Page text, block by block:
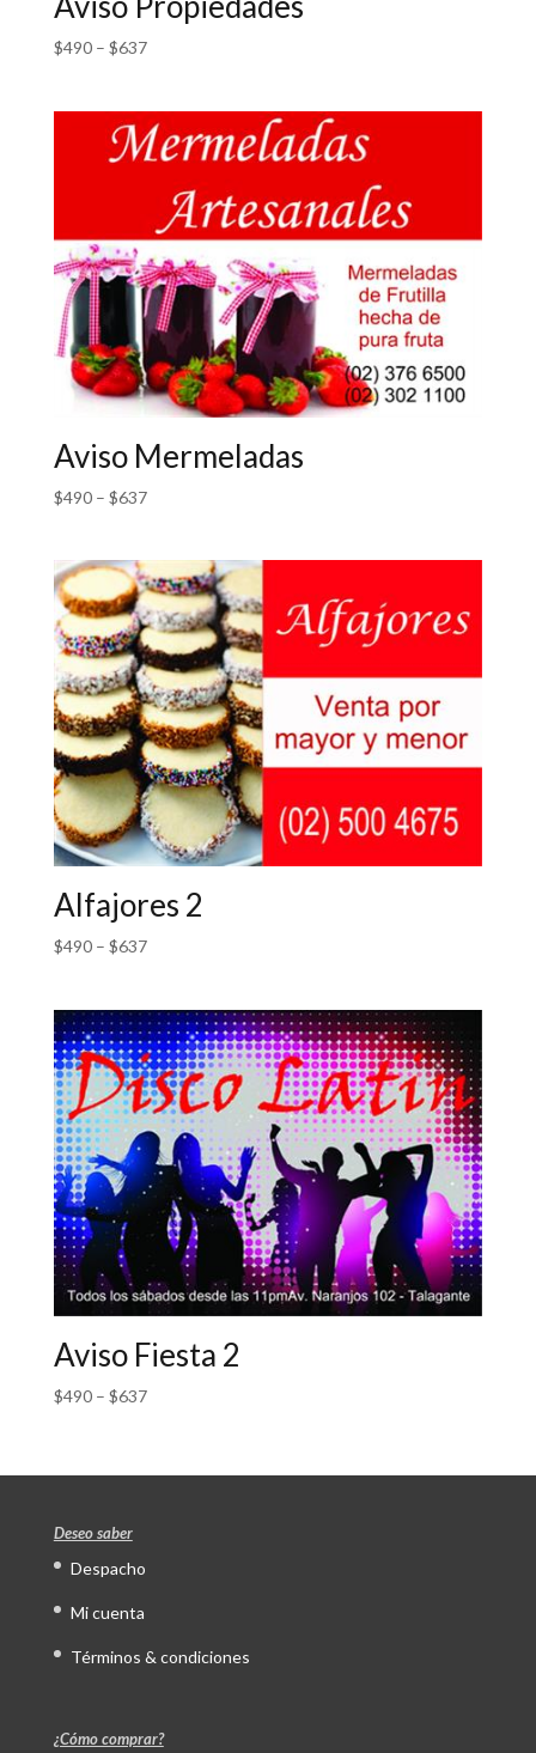
$490– $637
Aviso Mermeladas
$490– $637
Alfajores 2
$490– $637
Aviso Fiesta 2
$490– $637
Deseo saber
Despacho
Mi cuenta
Términos & condiciones
¿Cómo comprar?